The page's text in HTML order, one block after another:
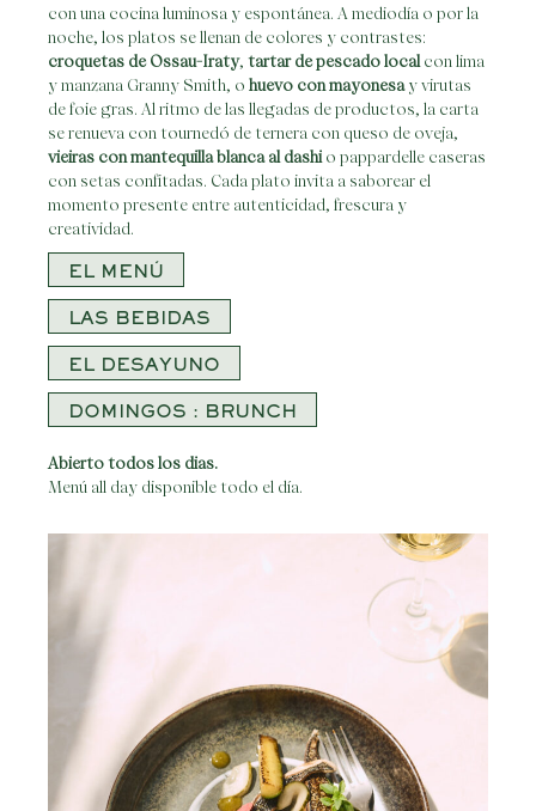
con una cocina luminosa y espontánea. A mediodía o por la
noche, los platos se llenan de colores y contrastes:
croquetas de Ossau-Iraty, tartar de pescado local con lima
y manzana Granny Smith, o huevo con mayonesay virutas
de foie gras. Al ritmo de las llegadas de productos, la carta
se renueva con tournedó de ternera con queso de oveja,
vieiras con mantequilla blanca al dashi o pappardelle caseras
con setas confitadas. Cada plato invita a saborear el
momento presente entre autenticidad, frescura y
creatividad.
EL MENÚ
LAS BEBIDAS
EL DESAYUNO
DOMINGOS : BRUNCH
Abierto todos los dias.
Menú all day disponible todo el día.